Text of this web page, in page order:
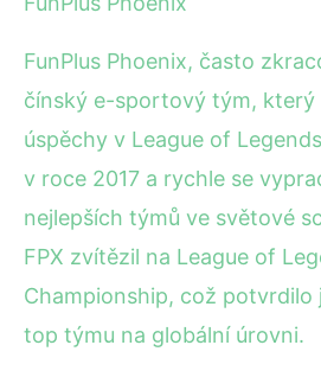
FunPlus Phoenix, často
čínský e-sportový tým, který
úspěchy v League of
v roce 2017 a rychle se
nejlepších týmů ve světové
FPX zvítězil na League of
Championship, což potvrdilo
top týmu na globální úrovni.